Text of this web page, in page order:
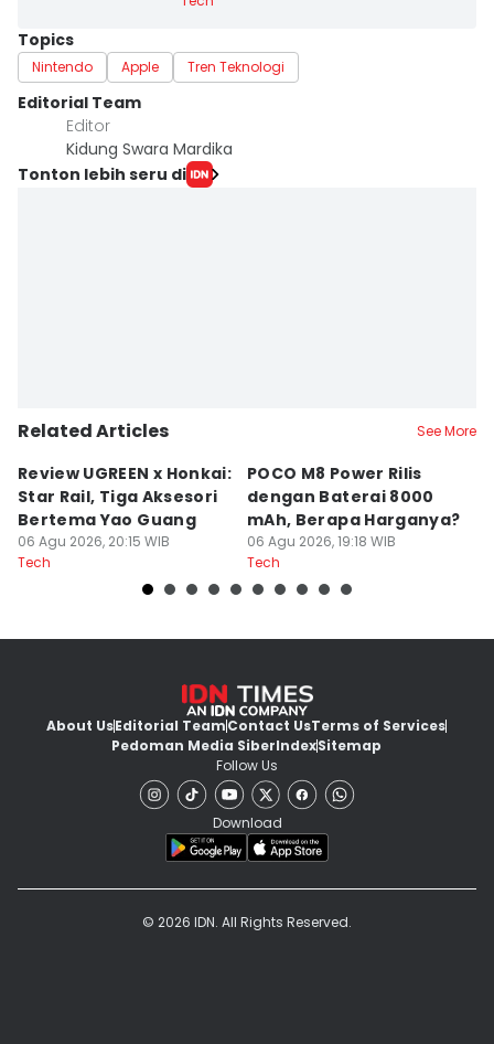
Topics
Nintendo Apple Tren Teknologi
Editorial Team
Editor
Kidung Swara Mardika
Tonton lebih seru di
Related Articles See More
Review UGREEN x Honkai:
Star Rail, Tiga Aksesori
Bertema Yao Guang
06 Agu 2026, 20:15 WIB
Tech
POCO M8 Power Rilis
dengan Baterai 8000
mAh, Berapa Harganya?
06 Agu 2026, 19:18 WIB
Tech
About UsEditorial TeamContact UsTerms of Services
Pedoman Media SiberIndexSitemap
Follow Us
Download
© 2026 IDN. All Rights Reserved.